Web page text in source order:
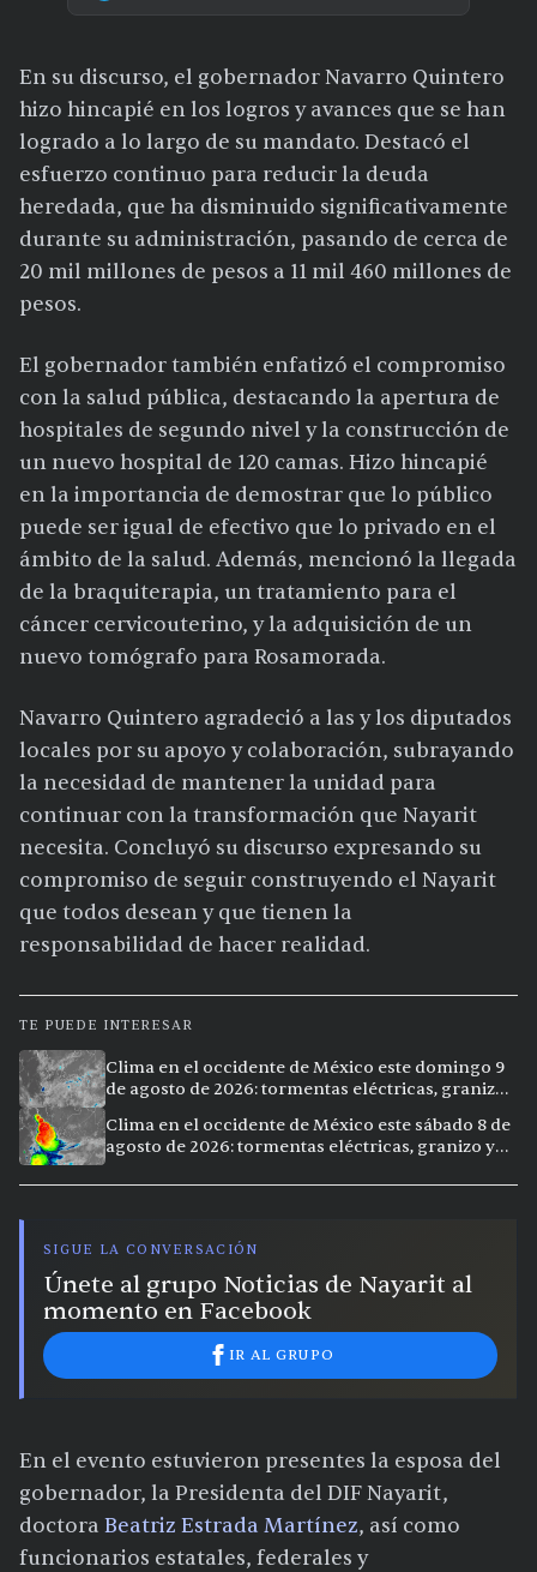
En su discurso, el gobernador Navarro Quintero
hizo hincapié en los logros y avances que se han
logrado a lo largo de su mandato. Destacó el
esfuerzo continuo para reducir la deuda
heredada, que ha disminuido significativamente
durante su administración, pasando de cerca de
20 mil millones de pesos a 11 mil 460 millones de
pesos.
El gobernador también enfatizó el compromiso
con la salud pública, destacando la apertura de
hospitales de segundo nivel y la construcción de
un nuevo hospital de 120 camas. Hizo hincapié
en la importancia de demostrar que lo público
puede ser igual de efectivo que lo privado en el
ámbito de la salud. Además, mencionó la llegada
de la braquiterapia, un tratamiento para el
cáncer cervicouterino, y la adquisición de un
nuevo tomógrafo para Rosamorada.
Navarro Quintero agradeció a las y los diputados
locales por su apoyo y colaboración, subrayando
la necesidad de mantener la unidad para
continuar con la transformación que Nayarit
necesita. Concluyó su discurso expresando su
compromiso de seguir construyendo el Nayarit
que todos desean y que tienen la
responsabilidad de hacer realidad.
TE PUEDE INTERESAR
Clima en el occidente de México este domingo 9
de agosto de 2026: tormentas eléctricas, granizo
Clima en el occidente de México este sábado 8 de
agosto de 2026: tormentas eléctricas, granizo y
SIGUE LA CONVERSACIÓN
Únete al grupo Noticias de Nayarit al
momento en Facebook
IR AL GRUPO
En el evento estuvieron presentes la esposa del
gobernador, la Presidenta del DIF Nayarit,
doctora Beatriz Estrada Martínez, así como
funcionarios estatales, federales y